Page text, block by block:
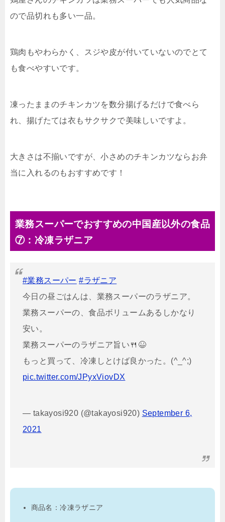
ので品切れも多い一品。
鶏肉もやわらかく、スジや皮が付いていないのでとて
も食べやすいです。
凍ったままのチキンカツを数分揚げるだけで食べら
れ、揚げたては衣もサクサクで美味しいですよ。
大きさは不揃いですが、小さめのチキンカツならお弁
当に入れるのもおすすめです！
業務スーパーでおすすめの中国産以外の食品
⑦：冷凍ラザニア
#業務スーパー #ラザニア
今日の昼ごはんは、業務スーパーのラザニア。
業務スーパーの、食品ボリュームあるしかなり
安い。
業務スーパーのラザニア旨い🍴😆
もっと買って、冷凍しとけば良かった。(^_^;)
pic.twitter.com/JPyxViovDX
— takayosi920 (@takayosi920) September 6,
2021
商品名：冷凍ラザニア